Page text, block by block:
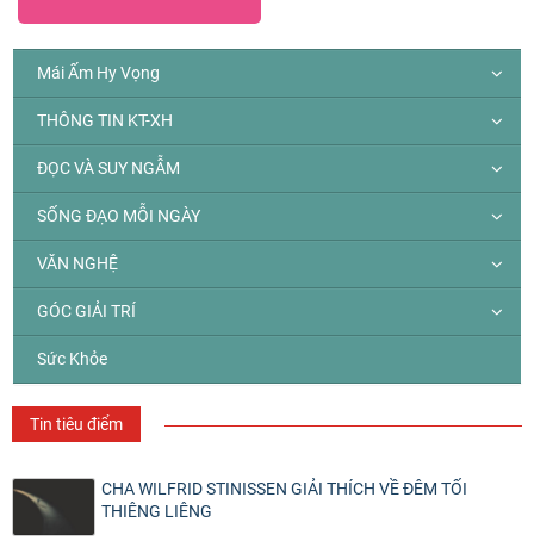
Mái Ấm Hy Vọng
THÔNG TIN KT-XH
ĐỌC VÀ SUY NGẪM
SỐNG ĐẠO MỖI NGÀY
VĂN NGHỆ
GÓC GIẢI TRÍ
Sức Khỏe
Tin tiêu điểm
CHA WILFRID STINISSEN GIẢI THÍCH VỀ ĐÊM TỐI
THIÊNG LIÊNG